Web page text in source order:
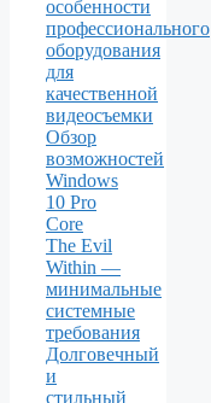
особенности
профессионального
оборудования
для
качественной
видеосъемки
Обзор
возможностей
Windows
10 Pro
Core
The Evil
Within —
минимальные
системные
требования
Долговечный
и
стильный